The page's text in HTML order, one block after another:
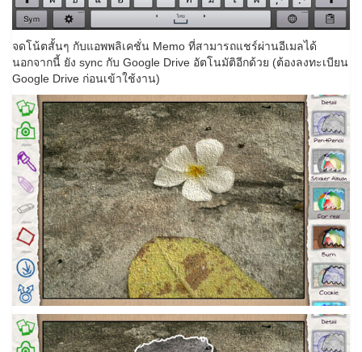
จดโน้ตสั้นๆ กับแอพพลิเคชั่น Memo ที่สามารถแชร์ผ่านอีเมลได้
นอกจากนี้ ยัง sync กับ Google Drive อัตโนมัติอีกด้วย (ต้องลงทะเบียน
Google Drive ก่อนเข้าใช้งาน)